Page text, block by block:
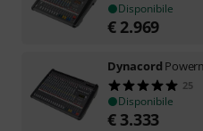
Disponibile
€ 2.969
Dynacord
25
Disponibile
€ 3.333